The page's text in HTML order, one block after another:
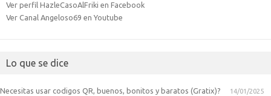
Ver perfil HazleCasoAlFriki en Facebook
Ver Canal Angeloso69 en Youtube
Lo que se dice
Necesitas usar codigos QR, buenos, bonitos y baratos (Gratix)? 14/01/2025